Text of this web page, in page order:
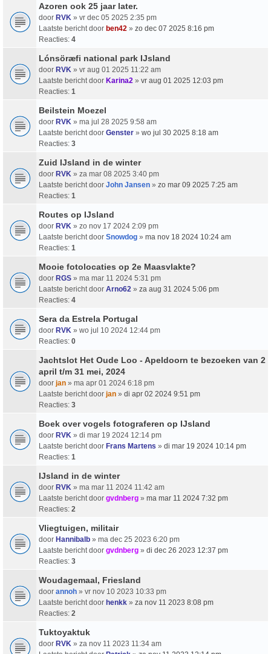
Azoren ook 25 jaar later.
door RVK » vr dec 05 2025 2:35 pm
Laatste bericht door ben42 » zo dec 07 2025 8:16 pm
Reacties: 4
Lónsöræfi national park IJsland
door RVK » vr aug 01 2025 11:22 am
Laatste bericht door Karina2 » vr aug 01 2025 12:03 pm
Reacties: 1
Beilstein Moezel
door RVK » ma jul 28 2025 9:58 am
Laatste bericht door Genster » wo jul 30 2025 8:18 am
Reacties: 3
Zuid IJsland in de winter
door RVK » za mar 08 2025 3:40 pm
Laatste bericht door John Jansen » zo mar 09 2025 7:25 am
Reacties: 1
Routes op IJsland
door RVK » zo nov 17 2024 2:09 pm
Laatste bericht door Snowdog » ma nov 18 2024 10:24 am
Reacties: 1
Mooie fotolocaties op 2e Maasvlakte?
door RGS » ma mar 11 2024 5:31 pm
Laatste bericht door Arno62 » za aug 31 2024 5:06 pm
Reacties: 4
Sera da Estrela Portugal
door RVK » wo jul 10 2024 12:44 pm
Reacties: 0
Jachtslot Het Oude Loo - Apeldoorn te bezoeken van 2
april t/m 31 mei, 2024
door jan » ma apr 01 2024 6:18 pm
Laatste bericht door jan » di apr 02 2024 9:51 pm
Reacties: 3
Boek over vogels fotograferen op IJsland
door RVK » di mar 19 2024 12:14 pm
Laatste bericht door Frans Martens » di mar 19 2024 10:14 pm
Reacties: 1
IJsland in de winter
door RVK » ma mar 11 2024 11:42 am
Laatste bericht door gvdnberg » ma mar 11 2024 7:32 pm
Reacties: 2
Vliegtuigen, militair
door Hannibalb » ma dec 25 2023 6:20 pm
Laatste bericht door gvdnberg » di dec 26 2023 12:37 pm
Reacties: 3
Woudagemaal, Friesland
door annoh » vr nov 10 2023 10:33 pm
Laatste bericht door henkk » za nov 11 2023 8:08 pm
Reacties: 2
Tuktoyaktuk
door RVK » za nov 11 2023 11:34 am